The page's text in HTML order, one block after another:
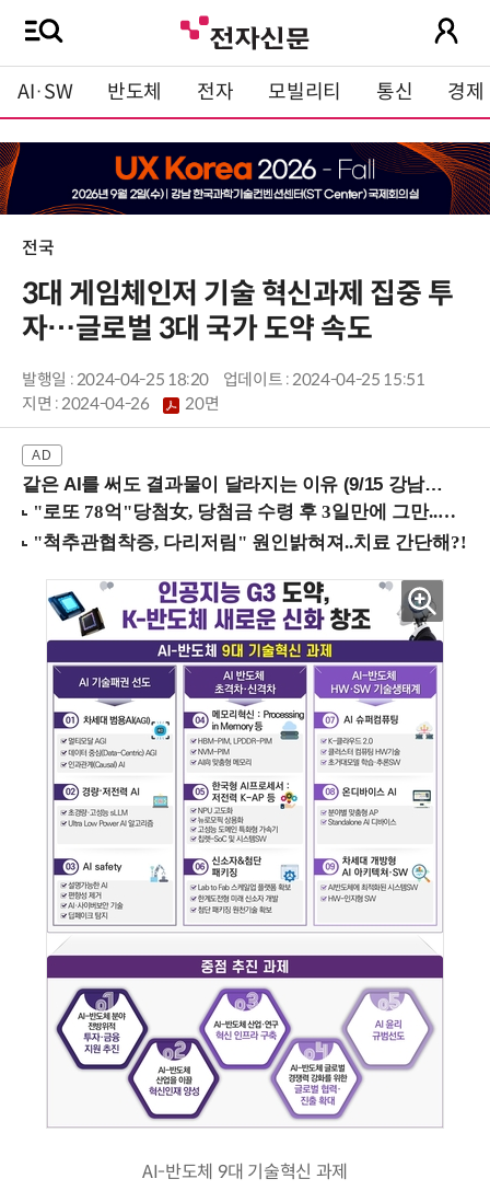
AI·SW 반도체 전자 모빌리티 통신 경제
전국
3대 게임체인저 기술 혁신과제 집중 투
자…글로벌 3대 국가 도약 속도
발행일 : 2024-04-25 18:20
업데이트 : 2024-04-25 15:51
지면 :2024-04-26 20면
같은 AI를 써도 결과물이 달라지는 이유 (9/15 강남역)
AI-반도체 9대 기술혁신 과제